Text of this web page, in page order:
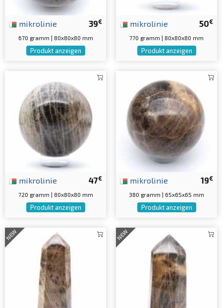
39€
mikrolinie
670 gramm | 80x80x80 mm
Produkt anzeigen
50€
mikrolinie
770 gramm | 80x80x80 mm
Produkt anzeigen
47€
mikrolinie
720 gramm | 80x80x80 mm
Produkt anzeigen
19€
mikrolinie
380 gramm | 65x65x65 mm
Produkt anzeigen
NEW NEW